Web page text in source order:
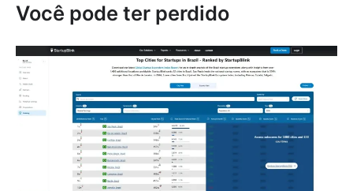
Você pode ter perdido